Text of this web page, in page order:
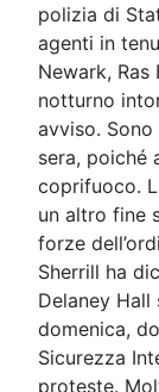
polizia di
agenti in
Newark,
notturno
avviso.
sera, poiché
coprifuoco.
un altro fine
forze
Sherrill ha
Delaney
domenica,
Sicurezza
proteste.